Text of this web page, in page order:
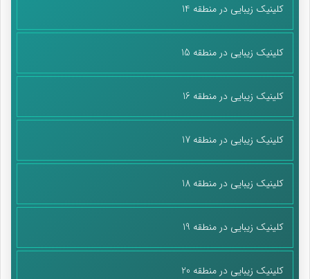
کتاب جریان شناسی اندیشه معاصر پایه دوازدهم 1
کلینیک زیبایی در منطقه 14
کلینیک زیبایی در منطقه 15
کلینیک زیبایی در منطقه 16
کلینیک زیبایی در منطقه 17
کلینیک زیبایی در منطقه 18
کلینیک زیبایی در منطقه 19
کلینیک زیبایی در منطقه 20